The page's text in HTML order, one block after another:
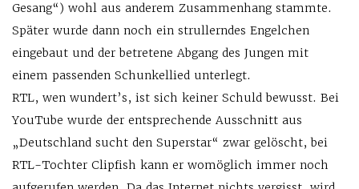
Gesang“) wohl aus anderem Zusammenhang stammte.
Später wurde dann noch ein strullerndes Engelchen
eingebaut und der betretene Abgang des Jungen mit
einem passenden Schunkellied unterlegt.
RTL, wen wundert’s, ist sich keiner Schuld bewusst. Bei
YouTube wurde der entsprechende Ausschnitt aus
„Deutschland sucht den Superstar“ zwar gelöscht, bei
RTL-Tochter Clipfish kann er womöglich immer noch